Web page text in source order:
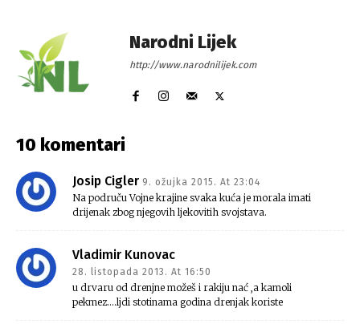
Narodni Lijek
http://www.narodnilijek.com
10 komentari
Josip Cigler 9. ožujka 2015. At 23:04
Na područu Vojne krajine svaka kuća je morala imati
drijenak zbog njegovih ljekovitih svojstava.
Vladimir Kunovac
28. listopada 2013. At 16:50
u drvaru od drenjne možeš i rakiju nać ,a kamoli
pekmez….ljdi stotinama godina drenjak koriste